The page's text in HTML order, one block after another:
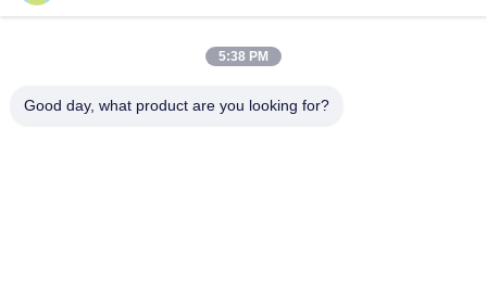
Schnelle Kontaktaufnahme
Adresse
5:38 PM
Good day, what product are you looking for?